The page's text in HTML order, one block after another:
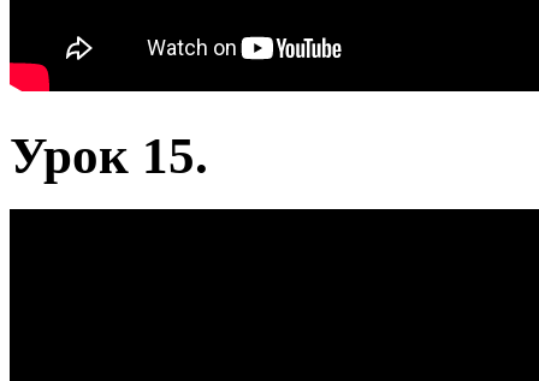
Урок 15.